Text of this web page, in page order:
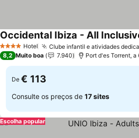
4 EstrelasHotel Clube infantil e atividades
Occidental Ibiza - All
8,2 Muito boa 7.940 Port d'es Torrent, a
De € 113
Consulte os preços de 17 sites
Escolha popular